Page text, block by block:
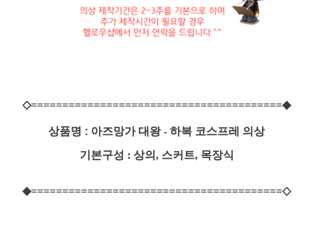
◇========================================◆
상품명 : 아즈망가 대왕 - 하복 코스프레 의상
기본구성 : 상의, 스커트, 목장식
◆========================================◇